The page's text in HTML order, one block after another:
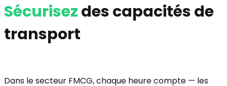
Sécurisezdes capacités de
transport
Dans le secteur FMCG, chaque heure compte — les